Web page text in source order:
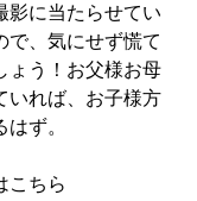
影に当たらせてい
で、気にせず慌て
ょう！お父様お母
いれば、お子様方
ず。
こちら